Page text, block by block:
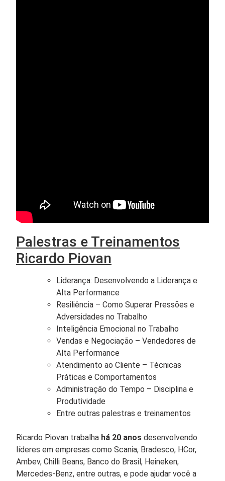
Palestras e Treinamentos
Ricardo Piovan
Liderança: Desenvolvendo a Liderança e
Alta Performance
Resiliência – Como Superar Pressões e
Adversidades no Trabalho
Inteligência Emocional no Trabalho
Vendas e Negociação – Vendedores de
Alta Performance
Atendimento ao Cliente – Técnicas
Práticas e Comportamentos
Administração do Tempo – Disciplina e
Produtividade
Entre outras palestras e treinamentos
Ricardo Piovan trabalha há 20 anos desenvolvendo
líderes em empresas como Scania, Bradesco, HCor,
Ambev, Chilli Beans, Banco do Brasil, Heineken,
Mercedes-Benz, entre outras, e pode ajudar você a